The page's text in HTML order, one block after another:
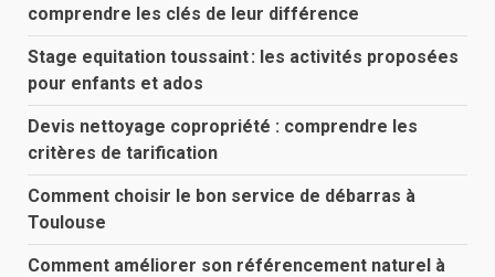
comprendre les clés de leur différence
Stage equitation toussaint : les activités proposées
pour enfants et ados
Devis nettoyage copropriété : comprendre les
critères de tarification
Comment choisir le bon service de débarras à
Toulouse
Comment améliorer son référencement naturel à